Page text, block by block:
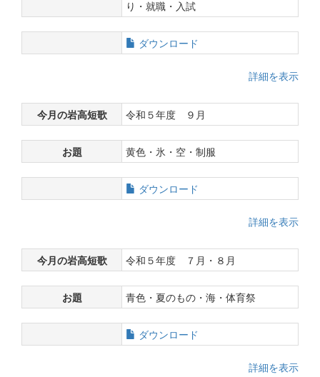
り・就職・入試
ダウンロード
詳細を表示
今月の岩高短歌 令和５年度 ９月
お題 黄色・氷・空・制服
ダウンロード
詳細を表示
今月の岩高短歌 令和５年度 ７月・８月
お題 青色・夏のもの・海・体育祭
ダウンロード
詳細を表示